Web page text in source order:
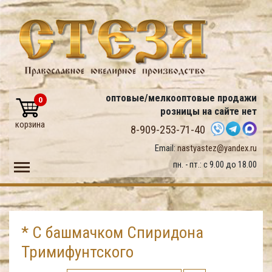
оптовые/мелкооптовые продажи
розницы на сайте нет
8-909-253-71-40
Email: nastyastez@yandex.ru
пн. - пт.: с 9.00 до 18.00
0
корзина
Toggle main menu visibility
* С башмачком Спиридона
Тримифунтского